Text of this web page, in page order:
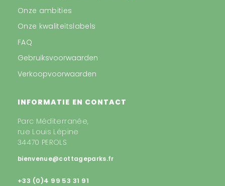
Onze ambities
Onze kwaliteitslabels
FAQ
Gebruiksvoorwaarden
Verkoopvoorwaarden
INFORMATIE EN CONTACT
Parc Méditerranée,
rue Louis Lépine
34470 PEROLS
bienvenue@cottageparks.fr
+33 (0)4 99 53 31 91